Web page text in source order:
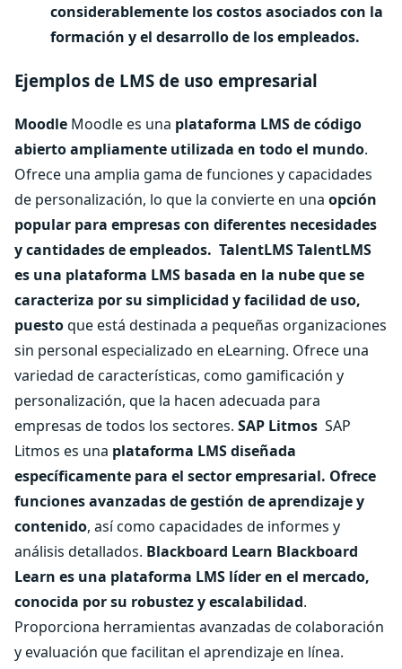
considerablemente los costos asociados con la
formación y el desarrollo de los empleados.
Ejemplos de LMS de uso empresarial
Moodle Moodle es una plataforma LMS de código
abierto ampliamente utilizada en todo el mundo.
Ofrece una amplia gama de funciones y capacidades
de personalización, lo que la convierte en una opción
popular para empresas con diferentes necesidades
y cantidades de empleados. TalentLMSTalentLMS
es una plataforma LMS basada en la nube que se
caracteriza por su simplicidad y facilidad de uso,
puestoque está destinada a pequeñas organizaciones
sin personal especializado en eLearning. Ofrece una
variedad de características, como gamificación y
personalización, que la hacen adecuada para
empresas de todos los sectores. SAP Litmos SAP
Litmos es una plataforma LMS diseñada
específicamente para el sector empresarial. Ofrece
funciones avanzadas de gestión de aprendizaje y
contenido, así como capacidades de informes y
análisis detallados. Blackboard Learn Blackboard
Learn es una plataforma LMS líder en el mercado,
conocida por su robustez y escalabilidad.
Proporciona herramientas avanzadas de colaboración
y evaluación que facilitan el aprendizaje en línea.